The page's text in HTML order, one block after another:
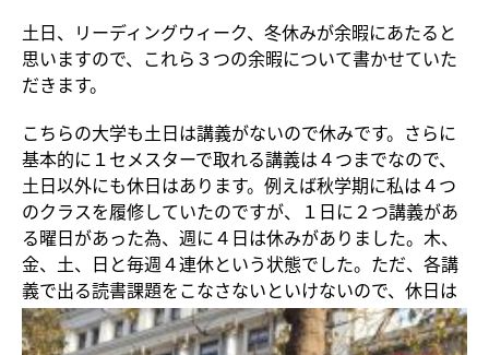
土日、リーディングウィーク、冬休みが余暇にあたると
思いますので、これら３つの余暇について書かせていた
だきます。
こちらの大学も土日は講義がないので休みです。さらに
基本的に１セメスターで取れる講義は４つまでなので、
土日以外にも休日はあります。例えば秋学期に私は４つ
のクラスを履修していたのですが、１日に２つ講義があ
る曜日があった為、週に４日は休みがありました。木、
金、土、日と毎週４連休という状態でした。ただ、各講
義で出る読書課題をこなさないといけないので、休日は